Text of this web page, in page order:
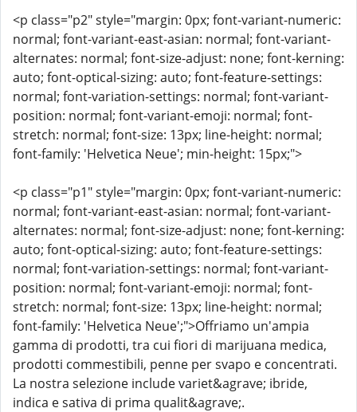
<p class="p2" style="margin: 0px; font-variant-numeric:
normal; font-variant-east-asian: normal; font-variant-
alternates: normal; font-size-adjust: none; font-kerning:
auto; font-optical-sizing: auto; font-feature-settings:
normal; font-variation-settings: normal; font-variant-
position: normal; font-variant-emoji: normal; font-
stretch: normal; font-size: 13px; line-height: normal;
font-family: 'Helvetica Neue'; min-height: 15px;">
<p class="p1" style="margin: 0px; font-variant-numeric:
normal; font-variant-east-asian: normal; font-variant-
alternates: normal; font-size-adjust: none; font-kerning:
auto; font-optical-sizing: auto; font-feature-settings:
normal; font-variation-settings: normal; font-variant-
position: normal; font-variant-emoji: normal; font-
stretch: normal; font-size: 13px; line-height: normal;
font-family: 'Helvetica Neue';">Offriamo un'ampia
gamma di prodotti, tra cui fiori di marijuana medica,
prodotti commestibili, penne per svapo e concentrati.
La nostra selezione include variet&agrave; ibride,
indica e sativa di prima qualit&agrave;.